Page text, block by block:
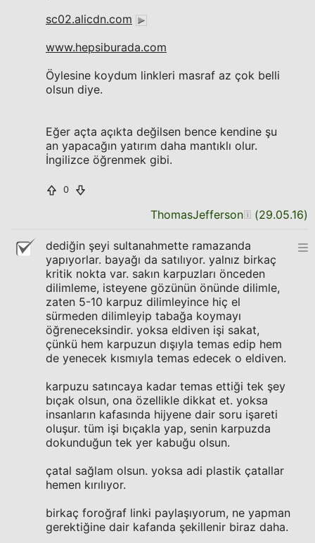
sc02.alicdn.com
www.hepsiburada.com
Öylesine koydum linkleri masraf az çok belli
olsun diye.
Eğer açta açıkta değilsen bence kendine şu
an yapacağın yatırım daha mantıklı olur.
İngilizce öğrenmek gibi.
0
ThomasJefferson (29.05.16)
dediğin şeyi sultanahmette ramazanda
yapıyorlar. bayağı da satılıyor. yalnız birkaç
kritik nokta var. sakın karpuzları önceden
dilimleme, isteyene gözünün önünde dilimle,
zaten 5-10 karpuz dilimleyince hiç el
sürmeden dilimleyip tabağa koymayı
öğreneceksindir. yoksa eldiven işi sakat,
çünkü hem karpuzun dışıyla temas edip hem
de yenecek kısmıyla temas edecek o eldiven.
karpuzu satıncaya kadar temas ettiği tek şey
bıçak olsun, ona özellikle dikkat et. yoksa
insanların kafasında hijyene dair soru işareti
oluşur. tüm işi bıçakla yap, senin karpuzda
dokunduğun tek yer kabuğu olsun.
çatal sağlam olsun. yoksa adi plastik çatallar
hemen kırılıyor.
birkaç foroğraf linki paylaşıyorum, ne yapman
gerektiğine dair kafanda şekillenir biraz daha.